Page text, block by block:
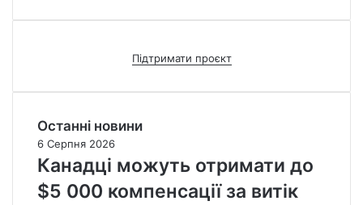
Підтримати проєкт
Останні новини
6 Серпня 2026
Канадці можуть отримати до
$5 000 компенсації за витік